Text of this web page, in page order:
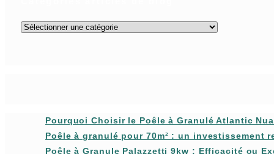
Catégories
Pourquoi Choisir le Poêle à Granulé Atlantic
Poêle à granulé pour 70m² : un investissement
Poêle à Granule Palazzetti 9kw : Efficacité ou